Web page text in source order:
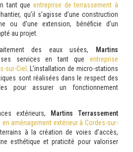
tant que entreprise de terrassement à
qu’il s’agisse d’une construction
ou d’une extension, bénéficie d’un
au projet.
des eaux usées, Martins
services en tant que entreprise
sur-Ciel . L’installation de micro-stations
sont réalisées dans le respect des
pour assurer un fonctionnement
extérieurs, Martins Terrassement
en aménagement extérieur à Cordes-sur-
à la création de voies d’accès,
esthétique et praticité pour valoriser